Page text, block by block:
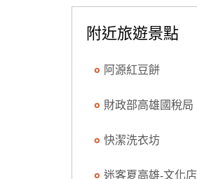
附近旅遊景點
阿源紅豆餅
財政部高雄國稅局
快潔洗衣坊
迷客夏高雄-文化店